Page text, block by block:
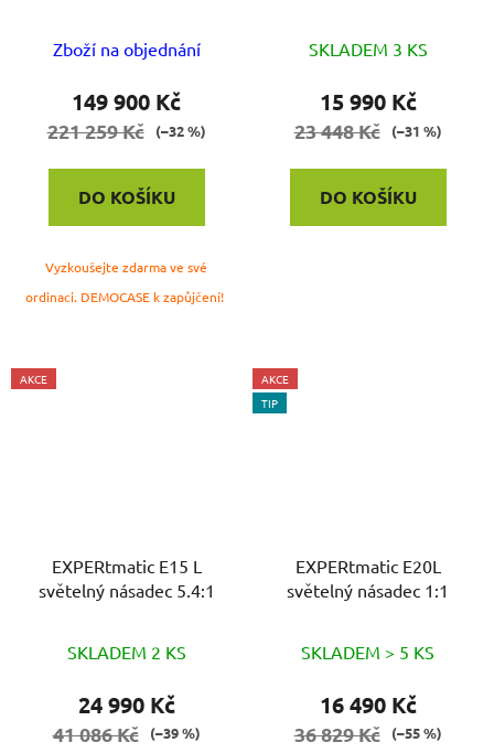
Zboží na objednání
149 900 Kč
221 259 Kč (–32 %)
DO KOŠÍKU
Vyzkoušejte zdarma ve své
ordinaci. DEMOCASE k zapůjčení!
SKLADEM 3 KS
15 990 Kč
23 448 Kč (–31 %)
DO KOŠÍKU
AKCE
EXPERtmatic E15 L
světelný násadec 5.4:1
SKLADEM 2 KS
24 990 Kč
41 086 Kč (–39 %)
AKCE
TIP
EXPERtmatic E20L
světelný násadec 1:1
SKLADEM > 5 KS
16 490 Kč
36 829 Kč (–55 %)